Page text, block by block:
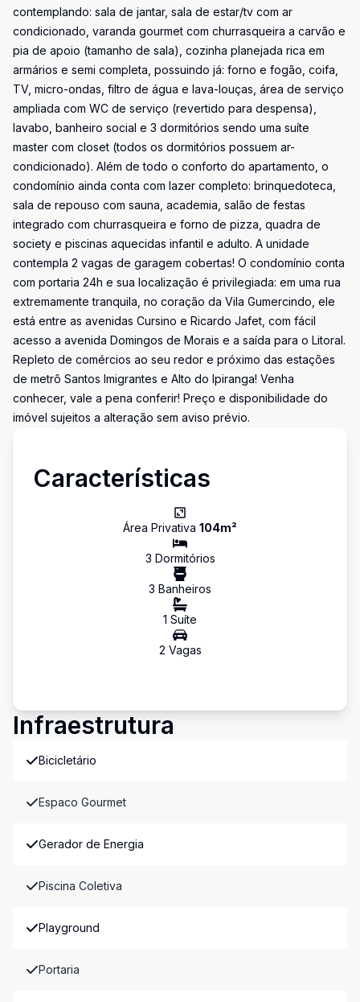
contemplando: sala de jantar, sala de estar/tv com ar
condicionado, varanda gourmet com churrasqueira a carvão e
pia de apoio (tamanho de sala), cozinha planejada rica em
armários e semi completa, possuindo já: forno e fogão, coifa,
TV, micro-ondas, filtro de água e lava-louças, área de serviço
ampliada com WC de serviço (revertido para despensa),
lavabo, banheiro social e 3 dormitórios sendo uma suíte
master com closet (todos os dormitórios possuem ar-
condicionado). Além de todo o conforto do apartamento, o
condomínio ainda conta com lazer completo: brinquedoteca,
sala de repouso com sauna, academia, salão de festas
integrado com churrasqueira e forno de pizza, quadra de
society e piscinas aquecidas infantil e adulto. A unidade
contempla 2 vagas de garagem cobertas! O condomínio conta
com portaria 24h e sua localização é privilegiada: em uma rua
extremamente tranquila, no coração da Vila Gumercindo, ele
está entre as avenidas Cursino e Ricardo Jafet, com fácil
acesso a avenida Domingos de Morais e a saída para o Litoral.
Repleto de comércios ao seu redor e próximo das estações
de metrô Santos Imigrantes e Alto do Ipiranga! Venha
conhecer, vale a pena conferir! Preço e disponibilidade do
imóvel sujeitos a alteração sem aviso prévio.
Características
Área Privativa 104m²
3 Dormitórios
3 Banheiros
1 Suíte
2 Vagas
Infraestrutura
Bicicletário
Espaco Gourmet
Gerador de Energia
Piscina Coletiva
Playground
Portaria